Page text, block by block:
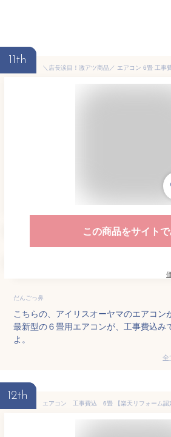
11th
この商品をサイト
だんごっ鼻
こちらの、アイリスオーヤマのエアコン
最新型の６畳用エアコンが、工事費込み
よ。
全
12th